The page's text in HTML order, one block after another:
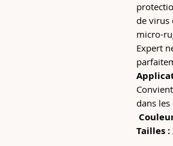
de virus
micro-
Expert
dans
Tailles :